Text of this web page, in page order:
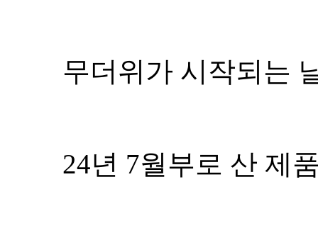
무더위가 시작되는
24년 7월부로 산 제